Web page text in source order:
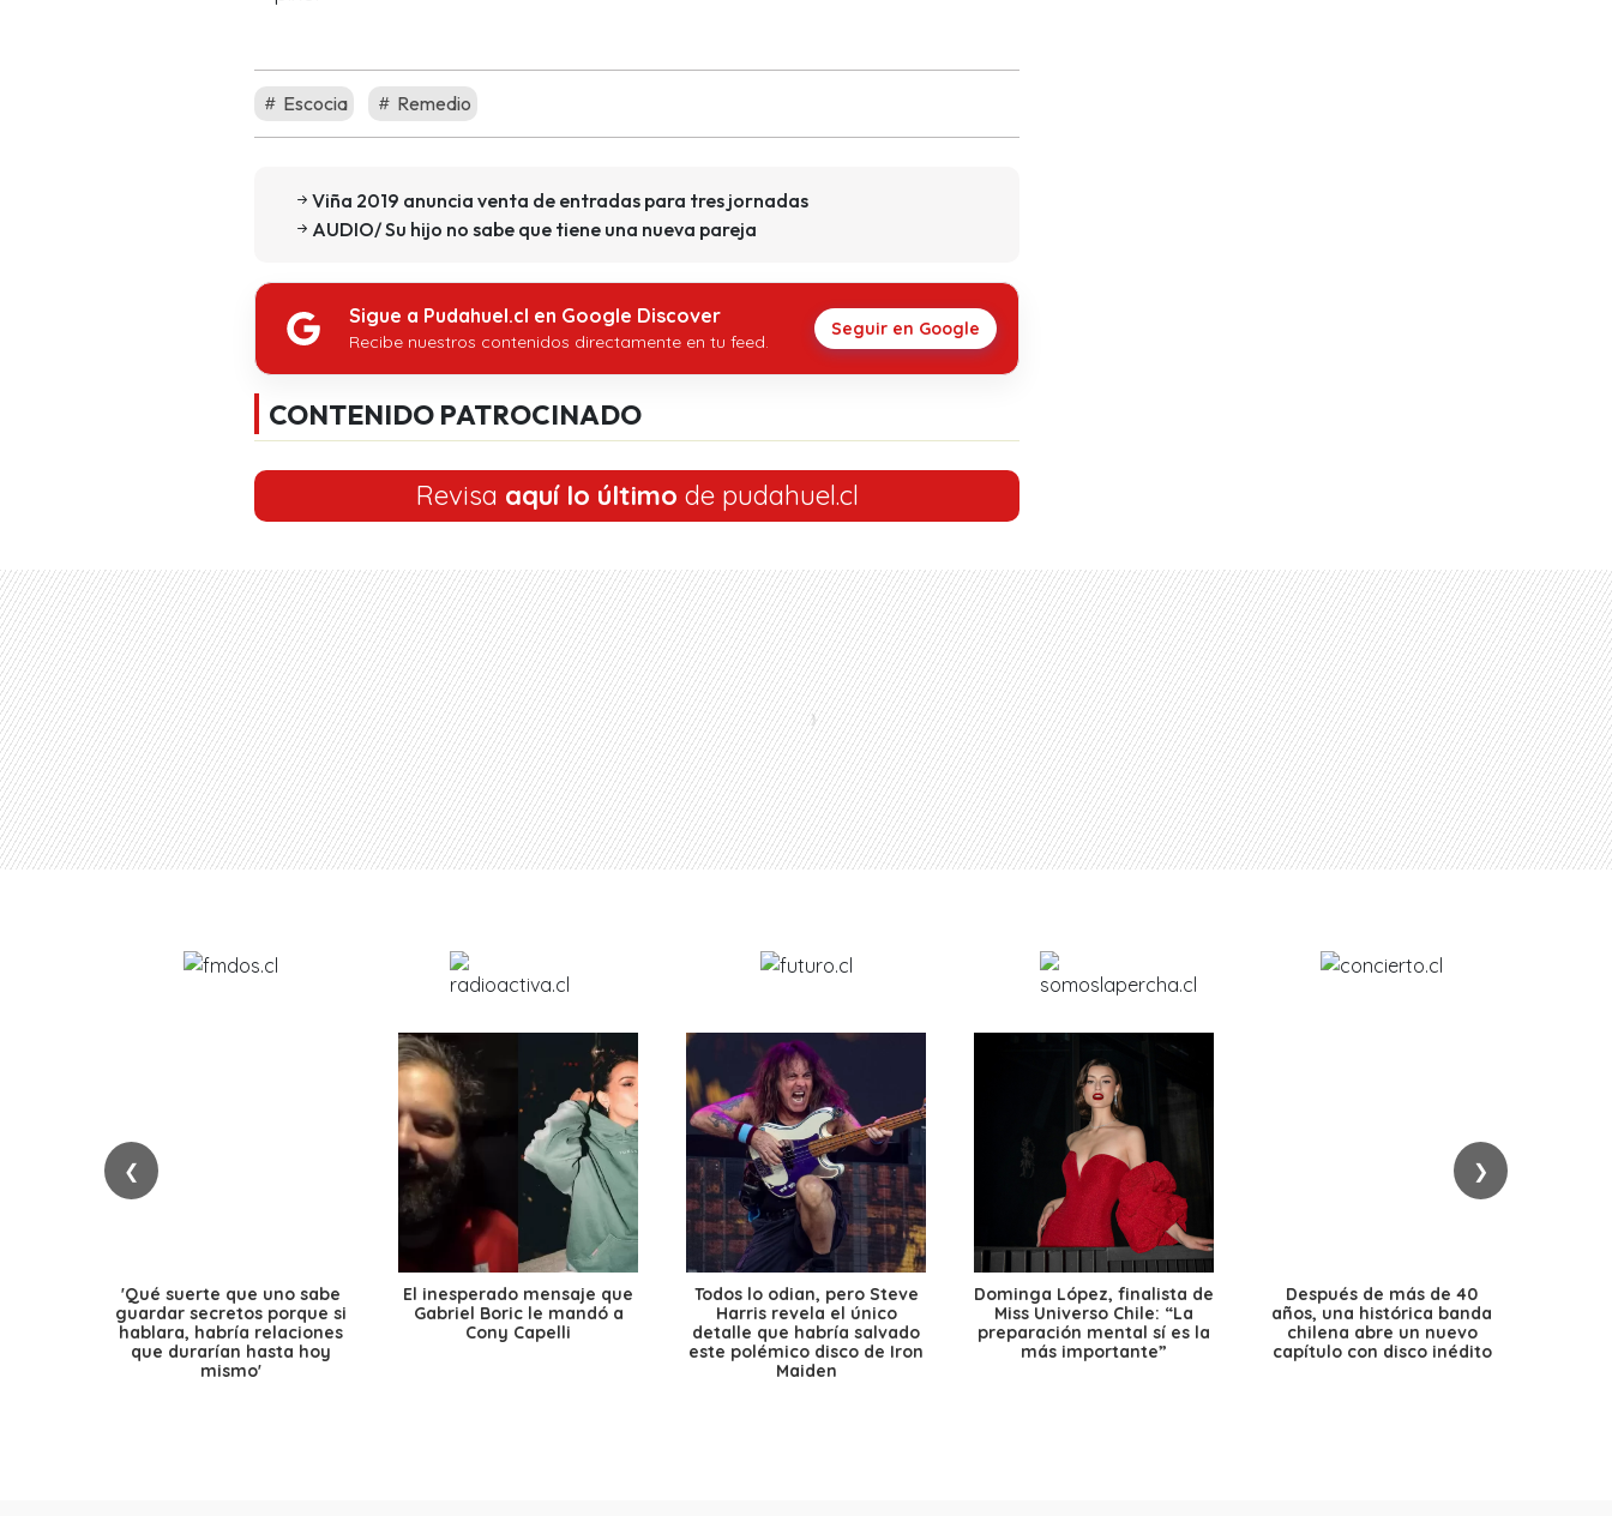
Escocia Remedio
Viña 2019 anuncia venta de entradas para tres jornadas
AUDIO/ Su hijo no sabe que tiene una nueva pareja
Sigue a Pudahuel.cl en Google Discover
Recibe nuestros contenidos directamente en tu feed.
Seguir en Google
CONTENIDO PATROCINADO
Revisa aquí lo último de pudahuel.cl
❮ ❯
'Qué suerte que uno sabe
guardar secretos porque si
hablara, habría relaciones
que durarían hasta hoy
mismo'
El inesperado mensaje que
Gabriel Boric le mandó a
Cony Capelli
Todos lo odian, pero Steve
Harris revela el único
detalle que habría salvado
este polémico disco de Iron
Maiden
Dominga López, finalista de
Miss Universo Chile: “La
preparación mental sí es la
más importante”
Después de más de 40
años, una histórica banda
chilena abre un nuevo
capítulo con disco inédito